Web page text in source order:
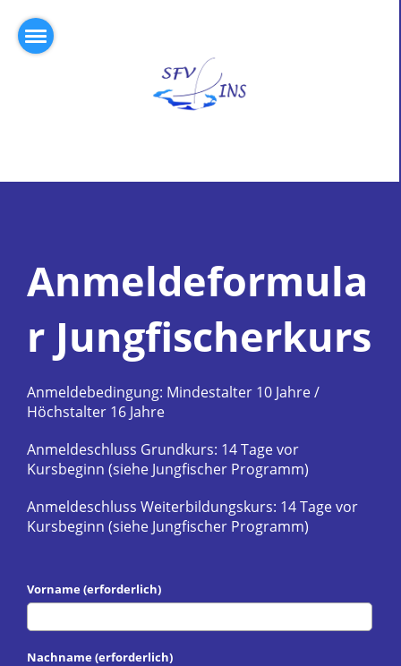
Anmeldeformula
r Jungfischerkurs
Anmeldebedingung: Mindestalter 10 Jahre /
Höchstalter 16 Jahre
Anmeldeschluss Grundkurs: 14 Tage vor
Kursbeginn (siehe Jungfischer Programm)
Anmeldeschluss Weiterbildungskurs: 14 Tage vor
Kursbeginn (siehe Jungfischer Programm)
Vorname (erforderlich)
Nachname (erforderlich)